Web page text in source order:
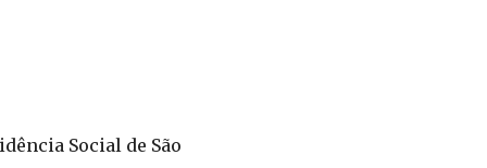
Social de São